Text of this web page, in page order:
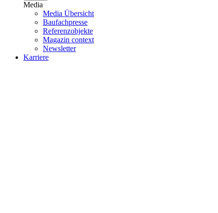
Media
Media Übersicht
Baufachpresse
Referenzobjekte
Magazin context
Newsletter
Karriere